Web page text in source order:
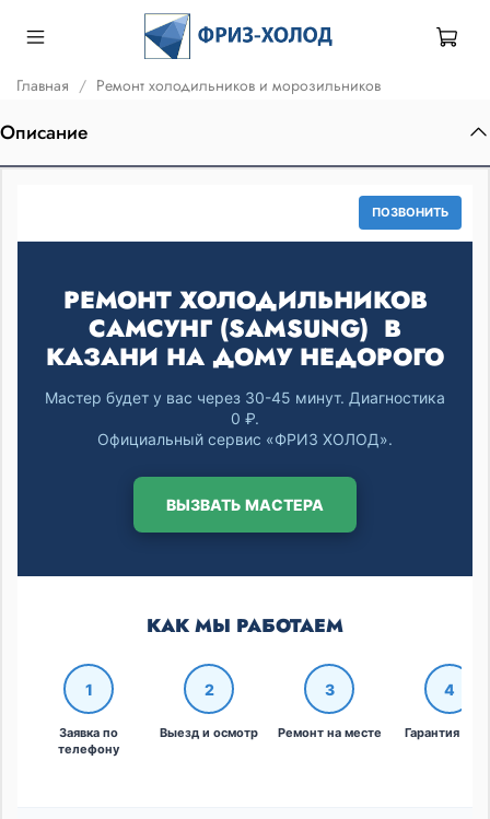
Главная Ремонт холодильников и морозильников
Описание
ПОЗВОНИТЬ
РЕМОНТ ХОЛОДИЛЬНИКОВ
САМСУНГ (SAMSUNG) В
КАЗАНИ НА ДОМУ НЕДОРОГО
Мастер будет у вас через 30-45 минут. Диагностика
0 ₽.
Официальный сервис «ФРИЗ ХОЛОД».
ВЫЗВАТЬ МАСТЕРА
КАК МЫ РАБОТАЕМ
1
Заявка по
телефону
2
Выезд и осмотр
3
Ремонт на месте
4
Гарантия и